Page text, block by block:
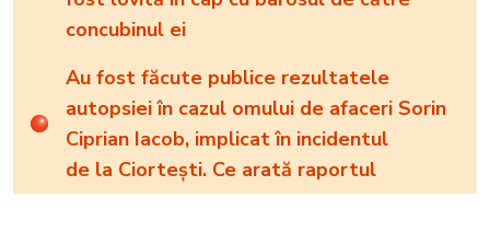
concubinul ei
Au fost făcute publice rezultatele
autopsiei în cazul omului de afaceri Sorin
Ciprian Iacob, implicat în incidentul
de la Ciortești. Ce arată raportul